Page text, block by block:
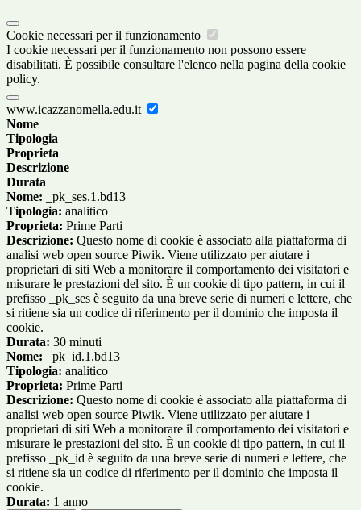
Cookie necessari per il funzionamento
I cookie necessari per il funzionamento non possono essere
disabilitati. È possibile consultare l'elenco nella pagina della cookie
policy.
www.icazzanomella.edu.it
Nome
Tipologia
Proprieta
Descrizione
Durata
Nome: _pk_ses.1.bd13
Tipologia: analitico
Proprieta: Prime Parti
Descrizione: Questo nome di cookie è associato alla piattaforma di
analisi web open source Piwik. Viene utilizzato per aiutare i
proprietari di siti Web a monitorare il comportamento dei visitatori e
misurare le prestazioni del sito. È un cookie di tipo pattern, in cui il
prefisso _pk_ses è seguito da una breve serie di numeri e lettere, che
si ritiene sia un codice di riferimento per il dominio che imposta il
cookie.
Durata: 30 minuti
Nome: _pk_id.1.bd13
Tipologia: analitico
Proprieta: Prime Parti
Descrizione: Questo nome di cookie è associato alla piattaforma di
analisi web open source Piwik. Viene utilizzato per aiutare i
proprietari di siti Web a monitorare il comportamento dei visitatori e
misurare le prestazioni del sito. È un cookie di tipo pattern, in cui il
prefisso _pk_id è seguito da una breve serie di numeri e lettere, che
si ritiene sia un codice di riferimento per il dominio che imposta il
cookie.
Durata: 1 anno